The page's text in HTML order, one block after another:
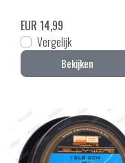
EUR 14,99
Vergelijk
Bekijken